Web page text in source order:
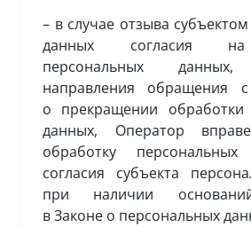
– в случае отзыва
данных согласия на
персональных
направления обращения
о прекращении обработки
данных, Оператор
обработку
согласия субъекта
при наличии
в Законе о персональных